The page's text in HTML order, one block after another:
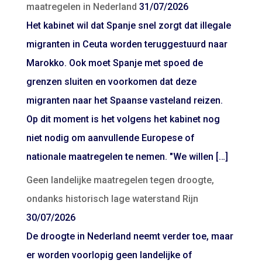
maatregelen in Nederland 31/07/2026
Het kabinet wil dat Spanje snel zorgt dat illegale
migranten in Ceuta worden teruggestuurd naar
Marokko. Ook moet Spanje met spoed de
grenzen sluiten en voorkomen dat deze
migranten naar het Spaanse vasteland reizen.
Op dit moment is het volgens het kabinet nog
niet nodig om aanvullende Europese of
nationale maatregelen te nemen. "We willen […]
Geen landelijke maatregelen tegen droogte,
ondanks historisch lage waterstand Rijn
30/07/2026
De droogte in Nederland neemt verder toe, maar
er worden voorlopig geen landelijke of